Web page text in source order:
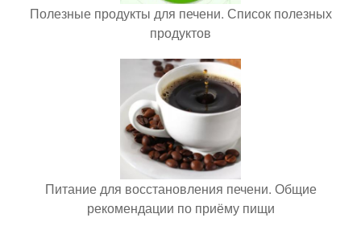
Полезные продукты для печени. Список полезных
продуктов
Питание для восстановления печени. Общие
рекомендации по приёму пищи